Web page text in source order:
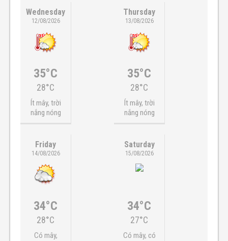
Wednesday
12/08/2026
35°C
28°C
Ít mây, trời
nắng nóng
Thursday
13/08/2026
35°C
28°C
Ít mây, trời
nắng nóng
Friday
14/08/2026
34°C
28°C
Có mây,
Saturday
15/08/2026
34°C
27°C
Có mây, có